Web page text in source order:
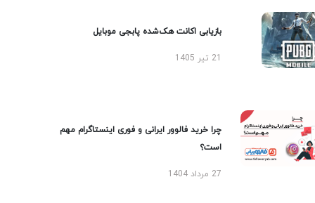
بازیابی اکانت هک‌شده پابجی موبایل
چرا خرید فالوور ایرانی و فوری اینستاگرام مهم
است؟
27 مرداد 1404